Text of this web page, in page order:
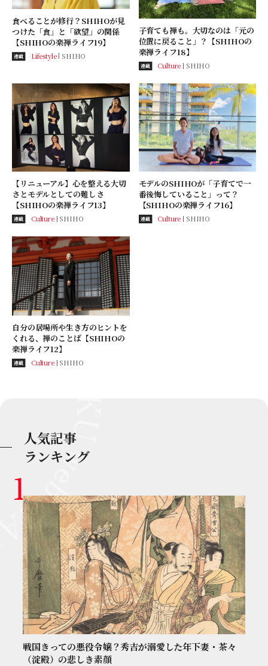
食べることが修行？SHIHOが見
つけた「食」と「欲望」の関係
【SHIHOの楽禅ライフ19】
連載 Lifestyle SHIHO
子育ても禅も。大切なのは「元の
位置に戻ること」？【SHIHOの
楽禅ライフ18】
連載 Culture SHIHO
【リニューアル】心を整える大切
さとモデルとしての難しさ
【SHIHOの楽禅ライフ13】
連載 Culture SHIHO
モデルのSHIHOが「子育てで一
番後悔していること」って？
【SHIHOの楽禅ライフ16】
連載 Culture SHIHO
自分の居場所や生き方のヒントを
くれる、禅のことば【SHIHOの
楽禅ライフ12】
連載 Culture SHIHO
人気記事
ランキング
戦国きっての悪役令嬢？秀吉が溺愛した年下妻・茶々
（淀殿）の悲しき素顔